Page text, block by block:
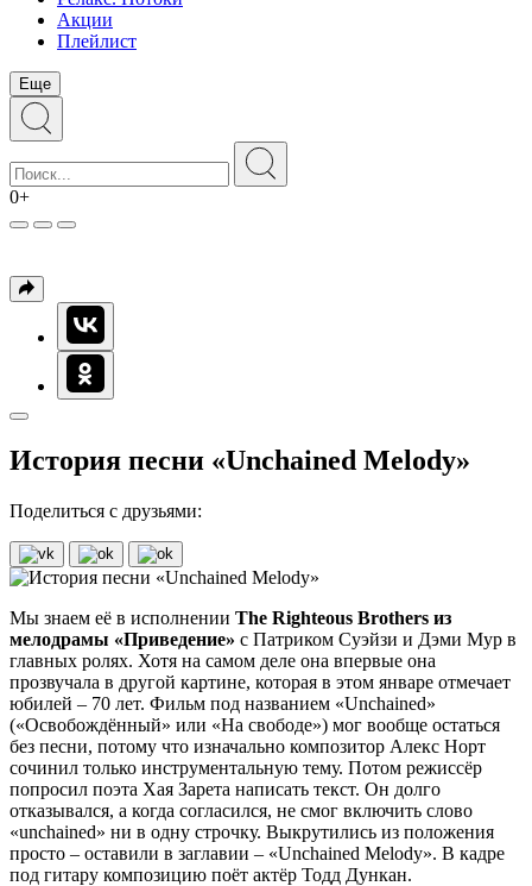
Акции
Плейлист
Еще
0+
История песни «Unchained Melody»
Поделиться с друзьями:
Мы знаем её в исполнении The Righteous Brothers из
мелодрамы «Приведение» с Патриком Суэйзи и Дэми Мур в
главных ролях. Хотя на самом деле она впервые она
прозвучала в другой картине, которая в этом январе отмечает
юбилей – 70 лет. Фильм под названием «Unchained»
(«Освобождённый» или «На свободе») мог вообще остаться
без песни, потому что изначально композитор Алекс Норт
сочинил только инструментальную тему. Потом режиссёр
попросил поэта Хая Зарета написать текст. Он долго
отказывался, а когда согласился, не смог включить слово
«unchained» ни в одну строчку. Выкрутились из положения
просто – оставили в заглавии – «Unchained Melody». В кадре
под гитару композицию поёт актёр Тодд Дункан.